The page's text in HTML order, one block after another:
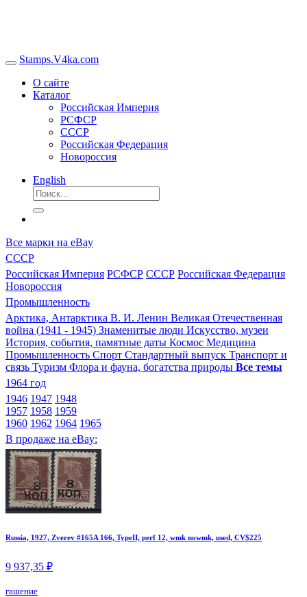
Stamps.V4ka.com
О сайте
Каталог
Российская Империя
РСФСР
СССР
Российская Федерация
Новороссия
English
Все марки на eBay
СССР
Российская Империя РСФСР СССР Российская Федерация
Новороссия
Промышленность
Арктика, Антарктика В. И. Ленин Великая Отечественная
война (1941 - 1945) Знаменитые люди Искусство, музеи
История, события, памятные даты Космос Медицина
Промышленность Спорт Стандартный выпуск Транспорт и
связь Туризм Флора и фауна, богатства природы Все темы
1964 год
1946 1947 1948
1957 1958 1959
1960 1962 1964 1965
В продаже на eBay:
Russia, 1927, Zverev #165A 166, TypeII, perf 12, wmk nowmk, used, CV$225
9 937,35 ₽
гашение